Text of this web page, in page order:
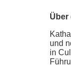
Über
und
in